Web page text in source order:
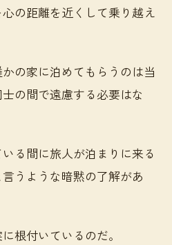
の距離を近くして乗り越え
の家に泊めてもらうのは当
の間で遠慮する必要はな
る間に旅人が泊まりに来る
うような暗黙の了解があ
根付いているのだ。